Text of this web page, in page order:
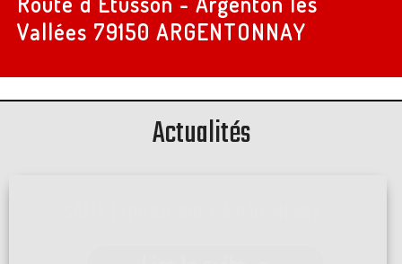
Vallées 79150 ARGENTONNAY
Actualités